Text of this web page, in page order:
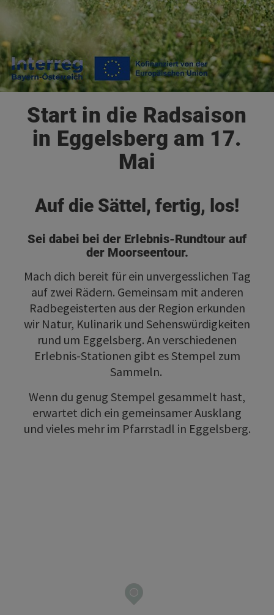
Start in die Radsaison
in Eggelsberg am 17.
Mai
Auf die Sättel, fertig, los!
Sei dabei bei der Erlebnis-Rundtour auf
der Moorseentour.
Mach dich bereit für ein unvergesslichen Tag
auf zwei Rädern. Gemeinsam mit anderen
Radbegeisterten aus der Region erkunden
wir Natur, Kulinarik und Sehenswürdigkeiten
rund um Eggelsberg. An verschiedenen
Erlebnis-Stationen gibt es Stempel zum
Sammeln.
Wenn du genug Stempel gesammelt hast,
erwartet dich ein gemeinsamer Ausklang
und vieles mehr im Pfarrstadl in Eggelsberg.